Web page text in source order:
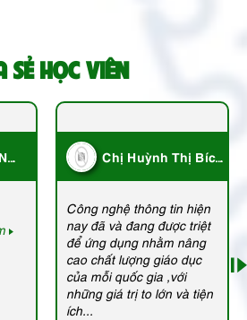
SẺ HỌC VIÊN
Chị Huỳnh Thị Bích
Công nghệ thông tin hiện
nay đã và đang được triệt
để ứng dụng nhằm nâng
cao chất lượng giáo dục
của mỗi quốc gia ,với
những giá trị to lớn và tiện
ích...